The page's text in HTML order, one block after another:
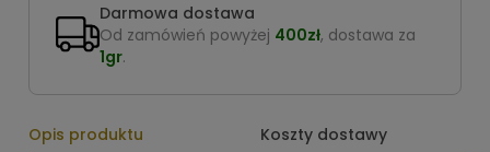
Darmowa dostawa
Od zamówień powyżej 400zł, dostawa za
1gr.
Opis produktu Koszty dostawy